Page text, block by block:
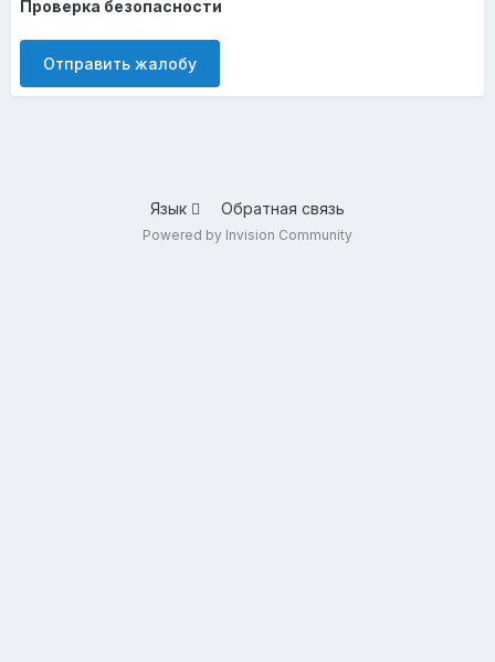
Проверка безопасности
Отправить жалобу
Язык Обратная связь
Powered by Invision Community